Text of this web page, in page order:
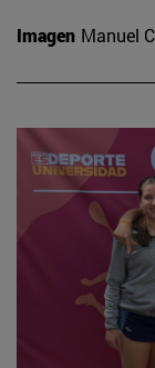
Imagen Manuel